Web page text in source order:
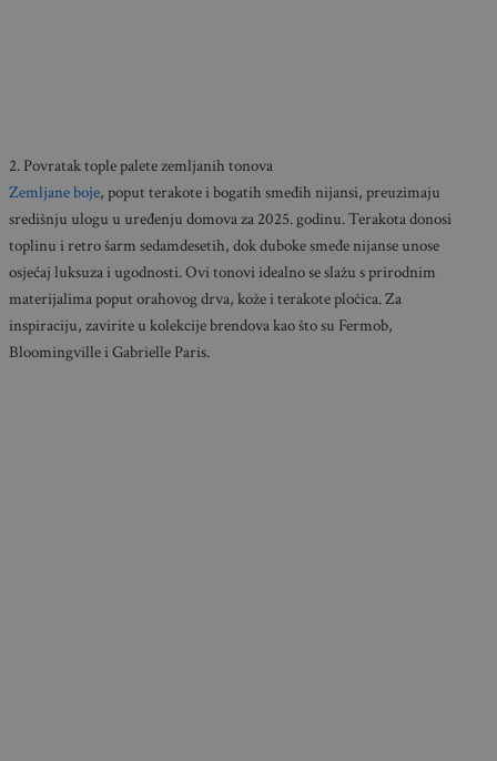
2. Povratak tople palete zemljanih tonova
Zemljane boje, poput terakote i bogatih smeđih nijansi, preuzimaju
središnju ulogu u uređenju domova za 2025. godinu. Terakota donosi
toplinu i retro šarm sedamdesetih, dok duboke smeđe nijanse unose
osjećaj luksuza i ugodnosti. Ovi tonovi idealno se slažu s prirodnim
materijalima poput orahovog drva, kože i terakote pločica. Za
inspiraciju, zavirite u kolekcije brendova kao što su Fermob,
Bloomingville i Gabrielle Paris.